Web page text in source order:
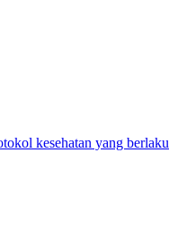
kesehatan yang berlaku